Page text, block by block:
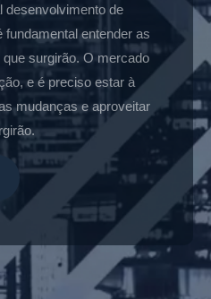
desenvolvimento de
entender as
surgirão. O mercado
e é preciso estar à
mudanças e aproveitar